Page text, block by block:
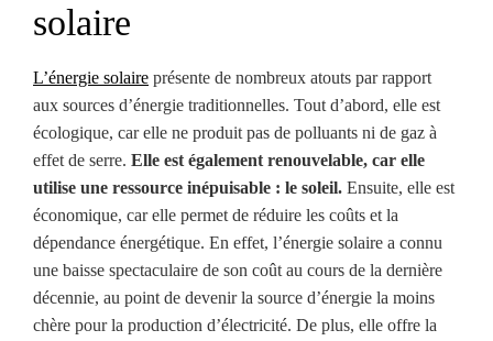
solaire
L’énergie solaire présente de nombreux atouts par rapport
aux sources d’énergie traditionnelles. Tout d’abord, elle est
écologique, car elle ne produit pas de polluants ni de gaz à
effet de serre. Elle est également renouvelable, car elle
utilise une ressource inépuisable : le soleil. Ensuite, elle est
économique, car elle permet de réduire les coûts et la
dépendance énergétique. En effet, l’énergie solaire a connu
une baisse spectaculaire de son coût au cours de la dernière
décennie, au point de devenir la source d’énergie la moins
chère pour la production d’électricité. De plus, elle offre la